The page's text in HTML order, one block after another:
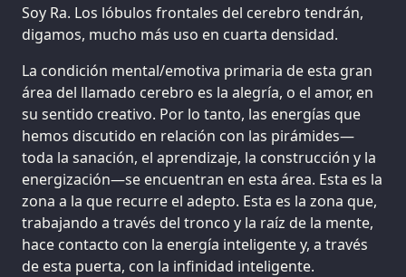
Soy Ra. Los lóbulos frontales del cerebro tendrán,
digamos, mucho más uso en cuarta densidad.
La condición mental/emotiva primaria de esta gran
área del llamado cerebro es la alegría, o el amor, en
su sentido creativo. Por lo tanto, las energías que
hemos discutido en relación con las pirámides—
toda la sanación, el aprendizaje, la construcción y la
energización—se encuentran en esta área. Esta es la
zona a la que recurre el adepto. Esta es la zona que,
trabajando a través del tronco y la raíz de la mente,
hace contacto con la energía inteligente y, a través
de esta puerta, con la infinidad inteligente.